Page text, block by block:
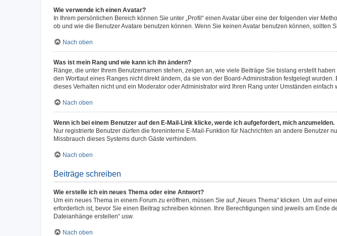
Wie verwende ich einen Avatar?
In Ihrem persönlichen Bereich können Sie unter „Profil“ einen Avatar über eine der folgenden vier
ob und wie die Benutzer Avatare benutzen können. Wenn Sie keinen Avatar benutzen können, sollten
Nach oben
Was ist mein Rang und wie kann ich ihn ändern?
Ränge, die unter Ihrem Benutzernamen stehen, zeigen an, wie viele Beiträge Sie bislang erstellt
den Wortlaut eines Ranges nicht direkt ändern, da sie von der Board-Administration festgelegt
dieses Verhalten nicht und ein Moderator oder Administrator wird Ihren Rang unter Umständen einfach
Nach oben
Wenn ich bei einem Benutzer auf den E-Mail-Link klicke, werde ich aufgefordert, mich anzumelden.
Nur registrierte Benutzer dürfen die foreninterne E-Mail-Funktion für Nachrichten an andere Benutzer
Missbrauch dieses Systems durch Gäste verhindern.
Nach oben
Beiträge schreiben
Wie erstelle ich ein neues Thema oder eine Antwort?
Um ein neues Thema in einem Forum zu eröffnen, müssen Sie auf „Neues Thema“ klicken. Um auf
erforderlich ist, bevor Sie einen Beitrag schreiben können. Ihre Berechtigungen sind jeweils am Ende
Dateianhänge erstellen“ usw.
Nach oben